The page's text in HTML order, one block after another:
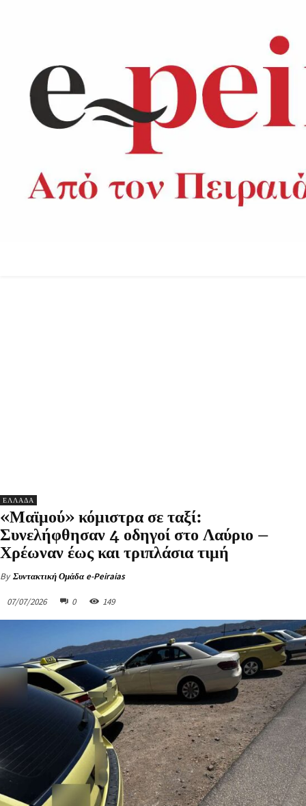
ΕΛΛΑΔΑ
«Μαϊμού» κόμιστρα σε ταξί:
Συνελήφθησαν 4 οδηγοί στο Λαύριο –
Χρέωναν έως και τριπλάσια τιμή
By Συντακτική Ομάδα e-Peiraias
07/07/2026 0 149